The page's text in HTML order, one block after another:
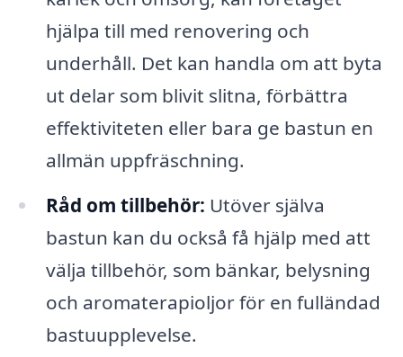
hjälpa till med renovering och
underhåll. Det kan handla om att byta
ut delar som blivit slitna, förbättra
effektiviteten eller bara ge bastun en
allmän uppfräschning.
Råd om tillbehör: Utöver själva
bastun kan du också få hjälp med att
välja tillbehör, som bänkar, belysning
och aromaterapioljor för en fulländad
bastuupplevelse.